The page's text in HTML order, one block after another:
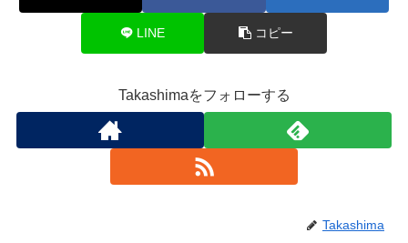
LINE コピー
Takashimaをフォローする
Takashima